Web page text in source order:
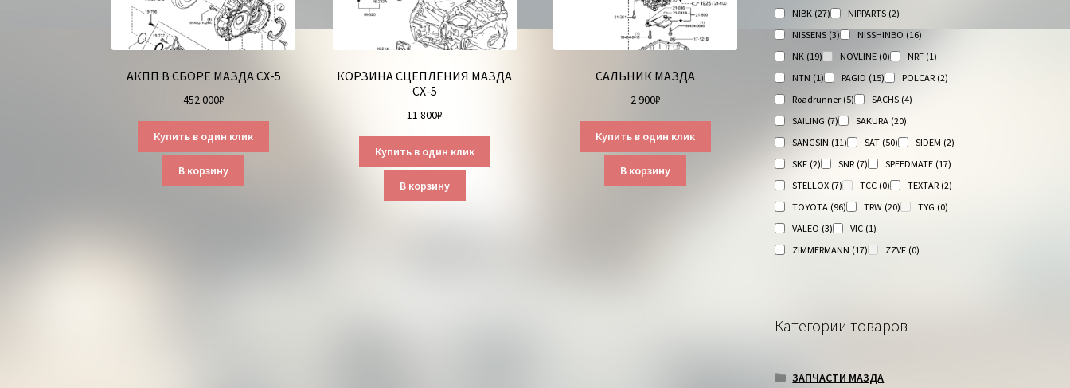
АКПП В СБОРЕ МАЗДА СХ-5
452 000₽
Купить в один клик
В корзину
КОРЗИНА СЦЕПЛЕНИЯ МАЗДА
СХ-5
11 800₽
Купить в один клик
В корзину
САЛЬНИК МАЗДА
2 900₽
Купить в один клик
В корзину
NIBK (27) NIPPARTS (2)
NISSENS (3) NISSHINBO (16)
NK (19) NOVLINE (0) NRF (1)
NTN (1) PAGID (15) POLCAR (2)
Roadrunner (5) SACHS (4)
SAILING (7) SAKURA (20)
SANGSIN (11) SAT (50) SIDEM (2)
SKF (2) SNR (7) SPEEDMATE (17)
STELLOX (7) TCC (0) TEXTAR (2)
TOYOTA (96) TRW (20) TYG (0)
VALEO (3) VIC (1)
ZIMMERMANN (17) ZZVF (0)
Категории товаров
ЗАПЧАСТИ МАЗДА